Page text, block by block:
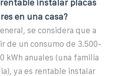
rentable instalar placas
en una casa?
se considera que a
de un consumo de 3.500-
kWh anuales (una familia
ya es rentable instalar